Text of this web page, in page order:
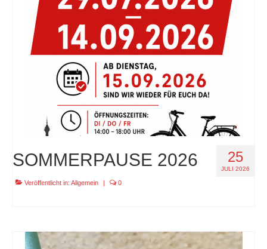
specials
tout terrain pamir / appia / belair / divide
urban arrow familynext pro / 2026 / 100nm
impressum
25
JULI 2026
SOMMERPAUSE 2026
Veröffentlicht in: Allgemein | 0